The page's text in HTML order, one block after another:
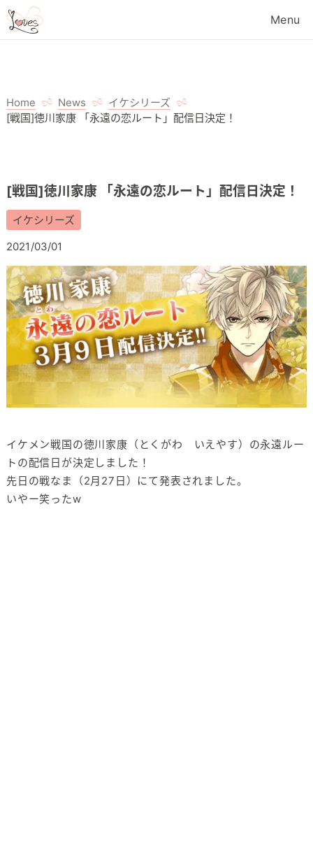
Home News
イケシリーズ
[戦国]徳川家康 「永遠の恋ルート」配信日決定！
[戦国]徳川家康 「永遠の恋ルート」配信日決定！
イケシリーズ
2021/03/01
イケメン戦国の徳川家康（とくがわ いえやす）の永遠ルー
トの配信日が決定しました！
先日の戦なま（2月27日）にて発表されました。
いやー笑ったw